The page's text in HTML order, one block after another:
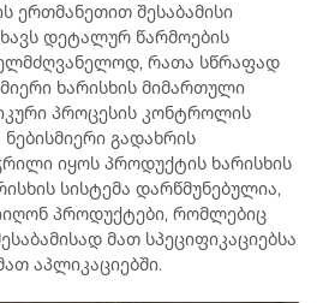
ერთმანეთით შესაბამისი
დეტალურ წარმოების
რათა სწრაფად
ხარისხის მიმართული
პროცესის კონტროლის
გადახრის
იყოს პროდუქტის ხარისხის
სისტემა დარწმუნებულია,
პროდუქტები, რომლებიც
მათ სპეციფიკაციებსა
აპლიკაციებში.